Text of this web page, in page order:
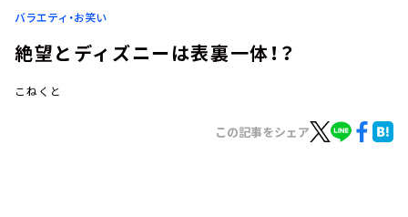
ログイン
バラエティ・お笑い
絶望とディズニーは表裏一体！？
こねくと
この記事をシェア